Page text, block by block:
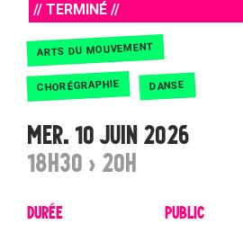
// TERMINÉ //
ARTS DU MOUVEMENT
CHORÉGRAPHIE DANSE
MER. 10 JUIN 2026
18H30 › 20H
DURÉE PUBLIC